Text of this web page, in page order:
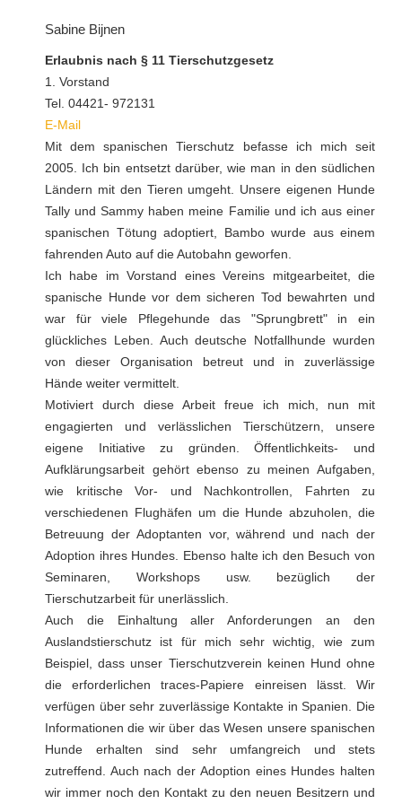
Sabine Bijnen
Erlaubnis nach § 11 Tierschutzgesetz
1. Vorstand
Tel. 04421- 972131
E-Mail
Mit dem spanischen Tierschutz befasse ich mich seit
2005. Ich bin entsetzt darüber, wie man in den südlichen
Ländern mit den Tieren umgeht. Unsere eigenen Hunde
Tally und Sammy haben meine Familie und ich aus einer
spanischen Tötung adoptiert, Bambo wurde aus einem
fahrenden Auto auf die Autobahn geworfen.
Ich habe im Vorstand eines Vereins mitgearbeitet, die
spanische Hunde vor dem sicheren Tod bewahrten und
war für viele Pflegehunde das "Sprungbrett" in ein
glückliches Leben. Auch deutsche Notfallhunde wurden
von dieser Organisation betreut und in zuverlässige
Hände weiter vermittelt.
Motiviert durch diese Arbeit freue ich mich, nun mit
engagierten und verlässlichen Tierschützern, unsere
eigene Initiative zu gründen. Öffentlichkeits- und
Aufklärungsarbeit gehört ebenso zu meinen Aufgaben,
wie kritische Vor- und Nachkontrollen, Fahrten zu
verschiedenen Flughäfen um die Hunde abzuholen, die
Betreuung der Adoptanten vor, während und nach der
Adoption ihres Hundes. Ebenso halte ich den Besuch von
Seminaren, Workshops usw. bezüglich der
Tierschutzarbeit für unerlässlich.
Auch die Einhaltung aller Anforderungen an den
Auslandstierschutz ist für mich sehr wichtig, wie zum
Beispiel, dass unser Tierschutzverein keinen Hund ohne
die erforderlichen traces-Papiere einreisen lässt. Wir
verfügen über sehr zuverlässige Kontakte in Spanien. Die
Informationen die wir über das Wesen unsere spanischen
Hunde erhalten sind sehr umfangreich und stets
zutreffend. Auch nach der Adoption eines Hundes halten
wir immer noch den Kontakt zu den neuen Besitzern und